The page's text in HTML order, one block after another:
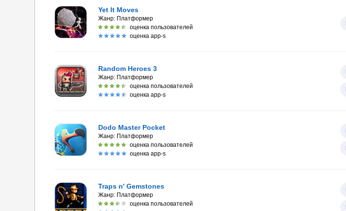
Yet It Moves
Жанр: Платформер
оценка пользователей
оценка app-s
Random Heroes 3
Жанр: Платформер
оценка пользователей
оценка app-s
Dodo Master Pocket
Жанр: Платформер
оценка пользователей
оценка app-s
Traps n' Gemstones
Жанр: Платформер
оценка пользователей